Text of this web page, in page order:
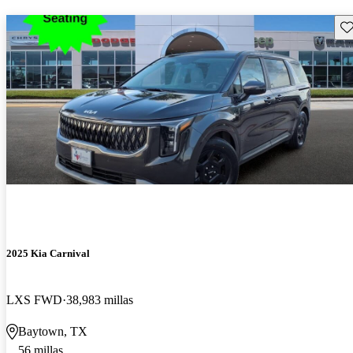
2025 Kia Carnival
LXS FWD 38,983 millas
Baytown, TX